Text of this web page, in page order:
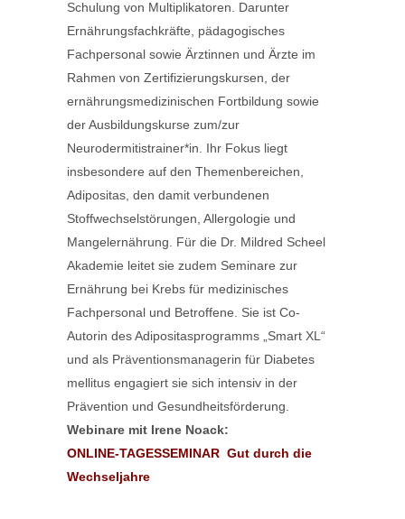
Schulung von Multiplikatoren. Darunter
Ernährungsfachkräfte, pädagogisches
Fachpersonal sowie Ärztinnen und Ärzte im
Rahmen von Zertifizierungskursen, der
ernährungsmedizinischen Fortbildung sowie
der Ausbildungskurse zum/zur
Neurodermitistrainer*in. Ihr Fokus liegt
insbesondere auf den Themenbereichen,
Adipositas, den damit verbundenen
Stoffwechselstörungen, Allergologie und
Mangelernährung. Für die Dr. Mildred Scheel
Akademie leitet sie zudem Seminare zur
Ernährung bei Krebs für medizinisches
Fachpersonal und Betroffene. Sie ist Co-
Autorin des Adipositasprogramms „Smart XL“
und als Präventionsmanagerin für Diabetes
mellitus engagiert sie sich intensiv in der
Prävention und Gesundheitsförderung.
Webinare mit Irene Noack:
ONLINE-TAGESSEMINAR Gut durch die
Wechseljahre